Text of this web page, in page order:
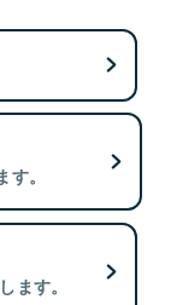
。
ます。